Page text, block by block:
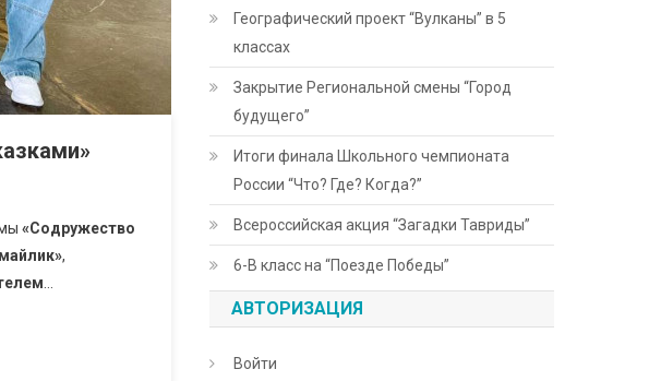
«Содружество
,
Географический проект “Вулканы” в 5
классах
Закрытие Региональной смены “Город
будущего”
Итоги финала Школьного чемпионата
России “Что? Где? Когда?”
Всероссийская акция “Загадки Тавриды”
6-В класс на “Поезде Победы”
АВТОРИЗАЦИЯ
Войти